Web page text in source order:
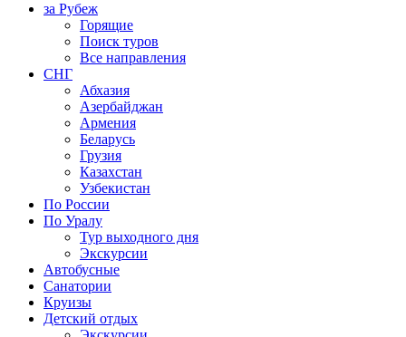
за Рубеж
Горящие
Поиск туров
Все направления
СНГ
Абхазия
Азербайджан
Армения
Беларусь
Грузия
Казахстан
Узбекистан
По России
По Уралу
Тур выходного дня
Экскурсии
Автобусные
Санатории
Круизы
Детский отдых